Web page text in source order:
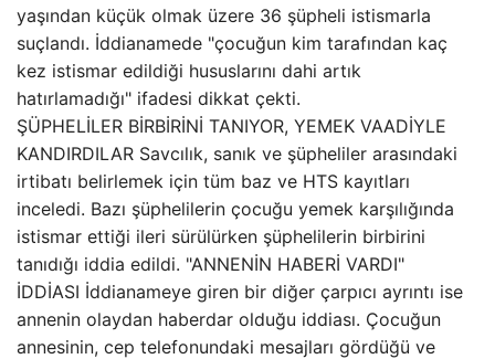
yaşından küçük olmak üzere 36 şüpheli istismarla
suçlandı. İddianamede "çocuğun kim tarafından kaç
kez istismar edildiği hususlarını dahi artık
hatırlamadığı" ifadesi dikkat çekti.
ŞÜPHELİLER BİRBİRİNİ TANIYOR, YEMEK VAADİYLE
KANDIRDILAR Savcılık, sanık ve şüpheliler arasındaki
irtibatı belirlemek için tüm baz ve HTS kayıtları
inceledi. Bazı şüphelilerin çocuğu yemek karşılığında
istismar ettiği ileri sürülürken şüphelilerin birbirini
tanıdığı iddia edildi. "ANNENİN HABERİ VARDI"
İDDİASI İddianameye giren bir diğer çarpıcı ayrıntı ise
annenin olaydan haberdar olduğu iddiası. Çocuğun
annesinin, cep telefonundaki mesajları gördüğü ve